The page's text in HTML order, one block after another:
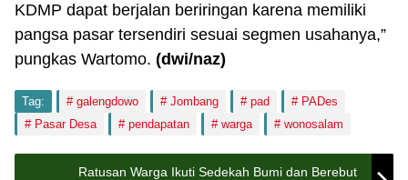
KDMP dapat berjalan beriringan karena memiliki
pangsa pasar tersendiri sesuai segmen usahanya,”
pungkas Wartomo. (dwi/naz)
Tag: galengdowo Jombang pad
PADes
Pasar Desa
pendapatan warga wonosalam
Ratusan Warga Ikuti Sedekah Bumi dan Berebut